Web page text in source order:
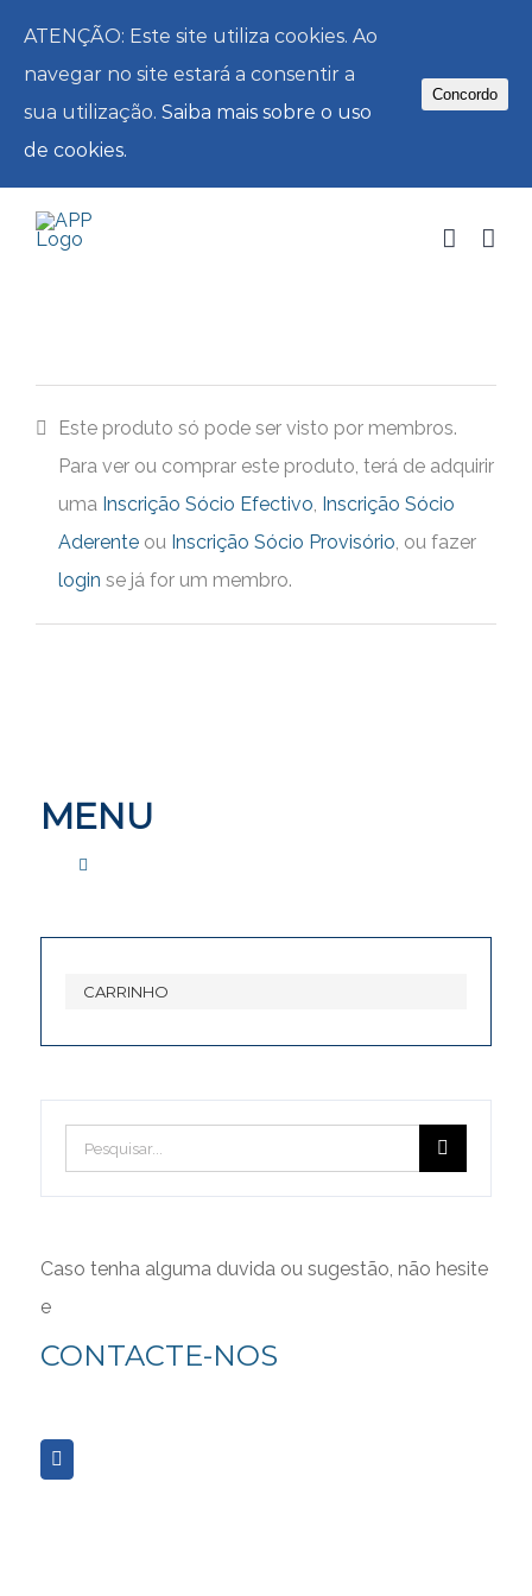
Este produto só pode ser visto por membros.
Para ver ou comprar este produto, terá de adquirir
uma Inscrição Sócio Efectivo, Inscrição Sócio
Aderente ou Inscrição Sócio Provisório, ou fazer
login se já for um membro.
MENU
CARRINHO
Pesquisar
Caso tenha alguma duvida ou sugestão, não hesite
e
CONTACTE-NOS
Consulte aqui as Políticas Gerais de Privacidade e
Utilização de Cookies
ATENÇÃO: Este site utiliza cookies. Ao
navegar no site estará a consentir a
sua utilização. Saiba mais sobre o uso
de cookies.
Concordo